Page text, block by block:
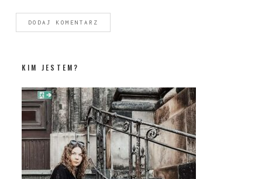
KIM JESTEM?